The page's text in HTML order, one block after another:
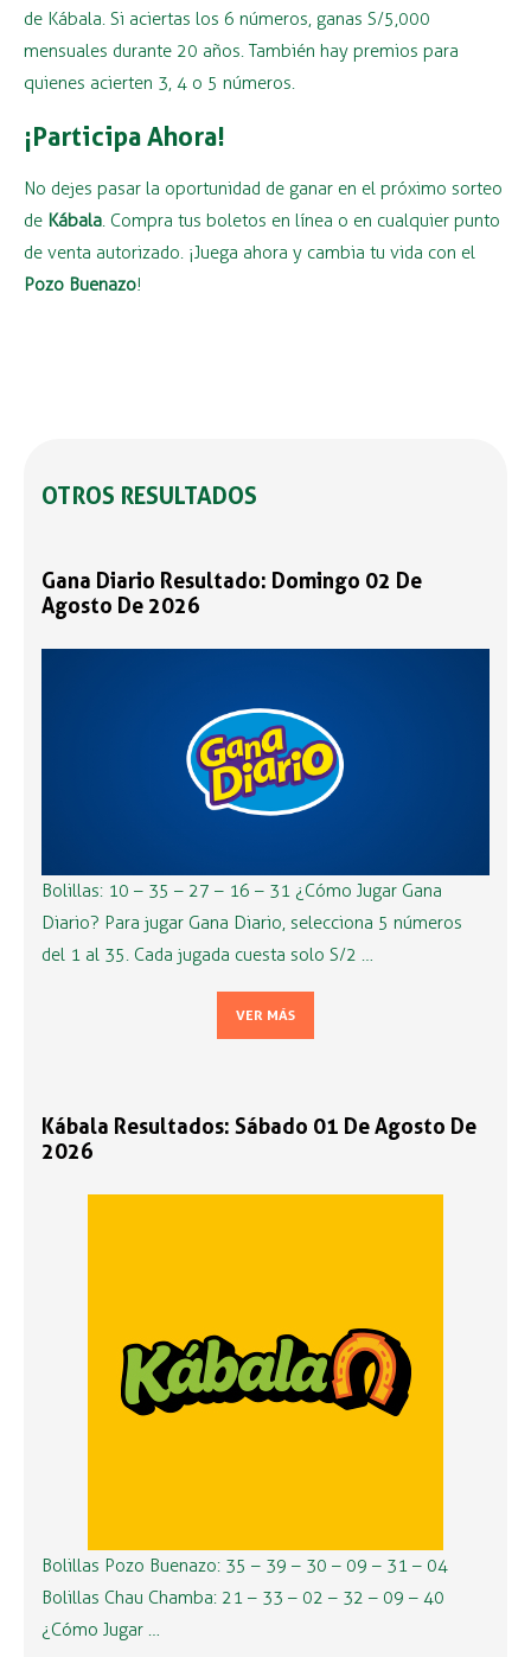
de Kábala. Si aciertas los 6 números, ganas S/5,000
mensuales durante 20 años. También hay premios para
quienes acierten 3, 4 o 5 números.
¡Participa Ahora!
No dejes pasar la oportunidad de ganar en el próximo sorteo
de Kábala. Compra tus boletos en línea o en cualquier punto
de venta autorizado. ¡Juega ahora y cambia tu vida con el
Pozo Buenazo!
OTROS RESULTADOS
Gana Diario Resultado: Domingo 02 De
Agosto De 2026
Bolillas: 10 – 35 – 27 – 16 – 31 ¿Cómo Jugar Gana
Diario? Para jugar Gana Diario, selecciona 5 números
del 1 al 35. Cada jugada cuesta solo S/2 …
VER MÁS
Kábala Resultados: Sábado 01 De Agosto De
2026
Bolillas Pozo Buenazo: 35 – 39 – 30 – 09 – 31 – 04
Bolillas Chau Chamba: 21 – 33 – 02 – 32 – 09 – 40
¿Cómo Jugar …